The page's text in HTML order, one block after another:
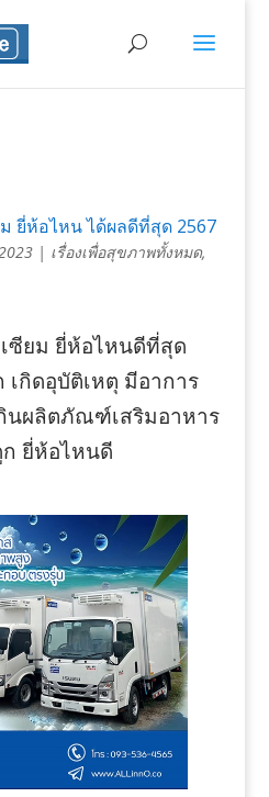
ยี่ห้อไหน ได้ผลดีที่สุด 2567
| เรื่องเพื่อสุขภาพทั้งหมด,
ซียม ยี่ห้อไหนดีที่สุด
กิดอุบัติเหตุ มีอาการ
นผลิตภัณฑ์เสริมอาหาร
ก ยี่ห้อไหนดี